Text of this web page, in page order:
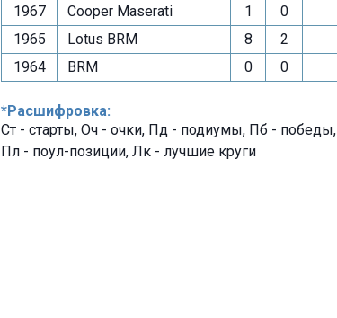
1967
Cooper Maserati 1 0
1965
Lotus BRM 8 2
1964
BRM 0 0
*Расшифровка:
Ст - старты, Оч - очки, Пд - подиумы, Пб - победы,
Пл - поул-позиции, Лк - лучшие круги